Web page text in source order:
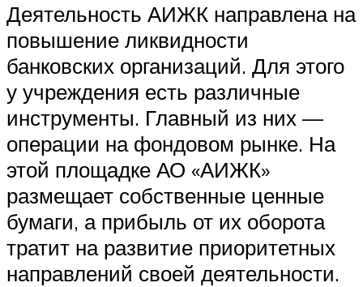
Деятельность АИЖК направлена на
повышение ликвидности
банковских организаций. Для этого
у учреждения есть различные
инструменты. Главный из них —
операции на фондовом рынке. На
этой площадке АО «АИЖК»
размещает собственные ценные
бумаги, а прибыль от их оборота
тратит на развитие приоритетных
направлений своей деятельности.